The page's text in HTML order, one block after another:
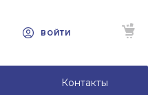
ВОЙТИ
Контакты